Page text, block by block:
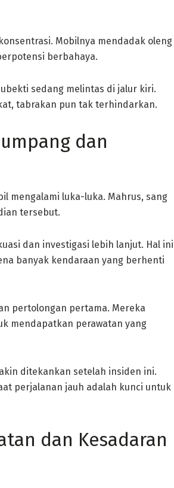
Mobilnya mendadak oleng
berbahaya.
sedang melintas di jalur kiri.
tabrakan pun tak terhindarkan.
dan
mengalami luka-luka. Mahrus, sang
tersebut.
dan investigasi lebih lanjut. Hal ini
banyak kendaraan yang berhenti
pertolongan pertama. Mereka
mendapatkan perawatan yang
ditekankan setelah insiden ini.
perjalanan jauh adalah kunci untuk
dan Kesadaran